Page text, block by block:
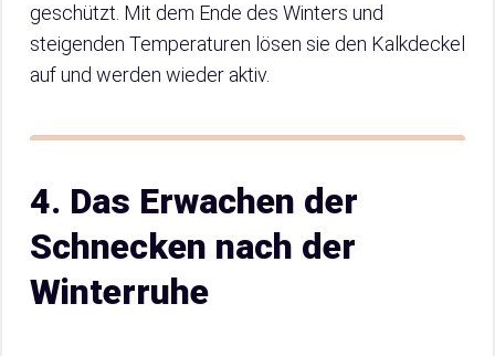
geschützt. Mit dem Ende des Winters und
steigenden Temperaturen lösen sie den Kalkdeckel
auf und werden wieder aktiv.
4. Das Erwachen der
Schnecken nach der
Winterruhe